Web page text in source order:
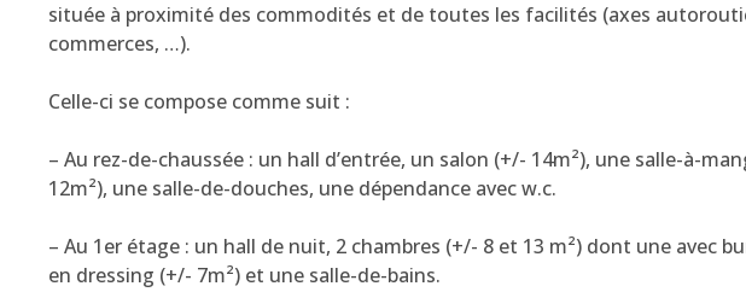
située à proximité des commodités et de toutes les facilités (axes
commerces, …).
Celle-ci se compose comme suit :
– Au rez-de-chaussée : un hall d’entrée, un salon (+/- 14m²), une salle-à-
12m²), une salle-de-douches, une dépendance avec w.c.
– Au 1er étage : un hall de nuit, 2 chambres (+/- 8 et 13 m²) dont une avec
en dressing (+/- 7m²) et une salle-de-bains.